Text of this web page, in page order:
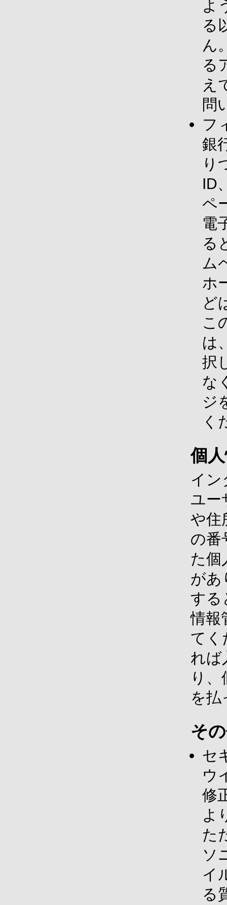
よ
る
ん
る
え
問
フ
銀
り
ID
ペ
電
る
ム
ホ
ど
こ
は
択
な
ジ
く
個
イン
ユー
や住
の番
た個
があ
する
情報
てく
れば
り
を払
そ
セ
ウ
修
よ
た
ソ
イ
る